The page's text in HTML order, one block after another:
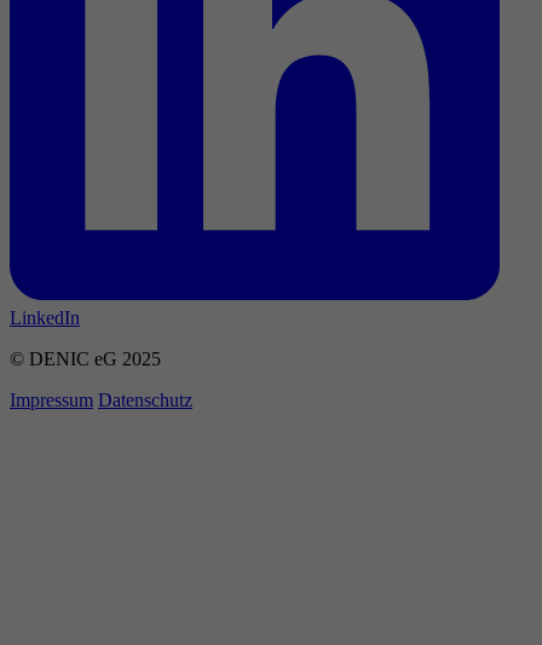
LinkedIn
© DENIC eG 2025
Impressum Datenschutz